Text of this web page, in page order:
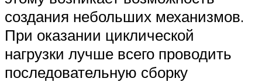
создания небольших механизмов.
При оказании циклической
нагрузки лучше всего проводить
последовательную сборку